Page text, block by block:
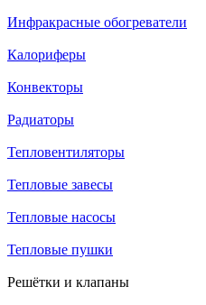
Инфракрасные обогреватели
Калориферы
Конвекторы
Радиаторы
Тепловентиляторы
Тепловые завесы
Тепловые насосы
Тепловые пушки
Решётки и клапаны